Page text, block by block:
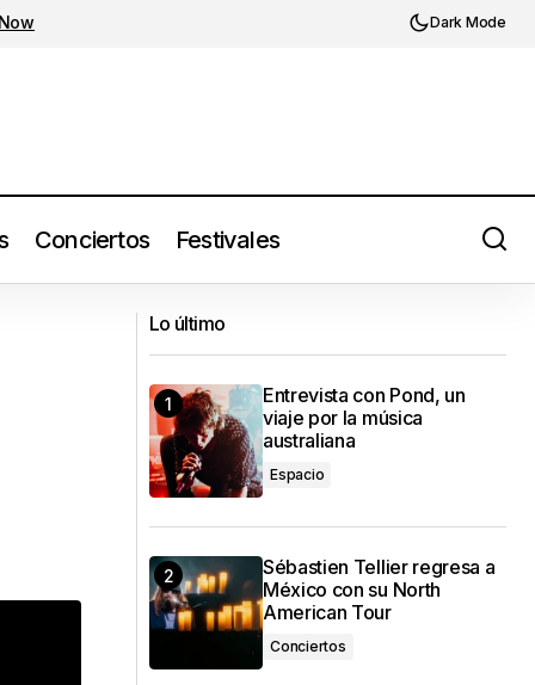
Dark Mode
Conciertos Festivales
Soft Kill estará de regreso en México
Lo último
Entrevista con Pond, un
viaje por la música
australiana
Espacio
Sébastien Tellier regresa a
México con su North
American Tour
Conciertos